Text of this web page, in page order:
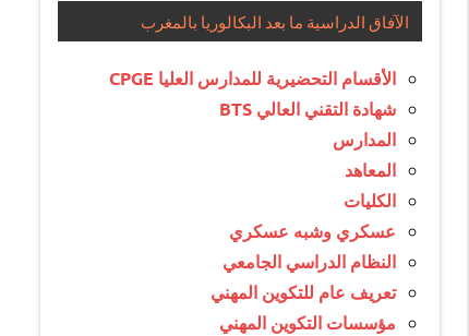
الآفاق الدراسية ما بعد البكالوريا بالمغرب
الأقسام التحضيرية للمدارس العليا CPGE
شهادة التقني العالي BTS
المدارس
المعاهد
الكليات
عسكري وشبه عسكري
النظام الدراسي الجامعي
تعريف عام للتكوين المهني
مؤسسات التكوين المهني